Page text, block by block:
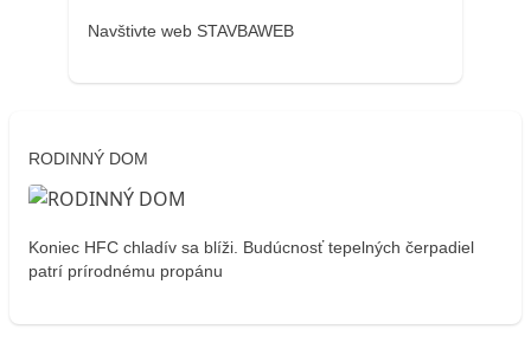
Navštivte web STAVBAWEB
RODINNÝ DOM
Koniec HFC chladív sa blíži. Budúcnosť tepelných čerpadiel
patrí prírodnému propánu